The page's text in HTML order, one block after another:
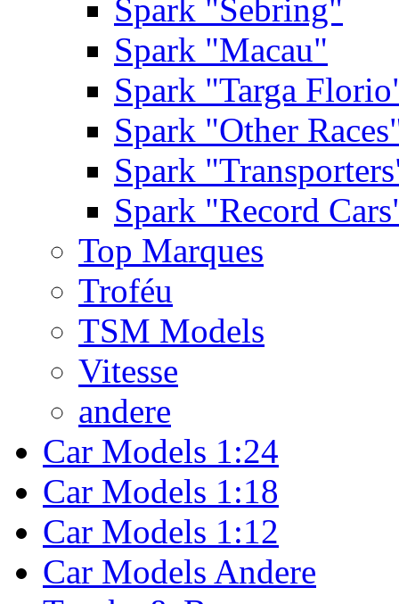
Spark "Sebring"
Spark "Macau"
Spark "Targa
Spark "Other
Spark
Spark "Record
Top Marques
Troféu
TSM Models
Vitesse
andere
Car Models 1:24
Car Models 1:18
Car Models 1:12
Car Models Andere